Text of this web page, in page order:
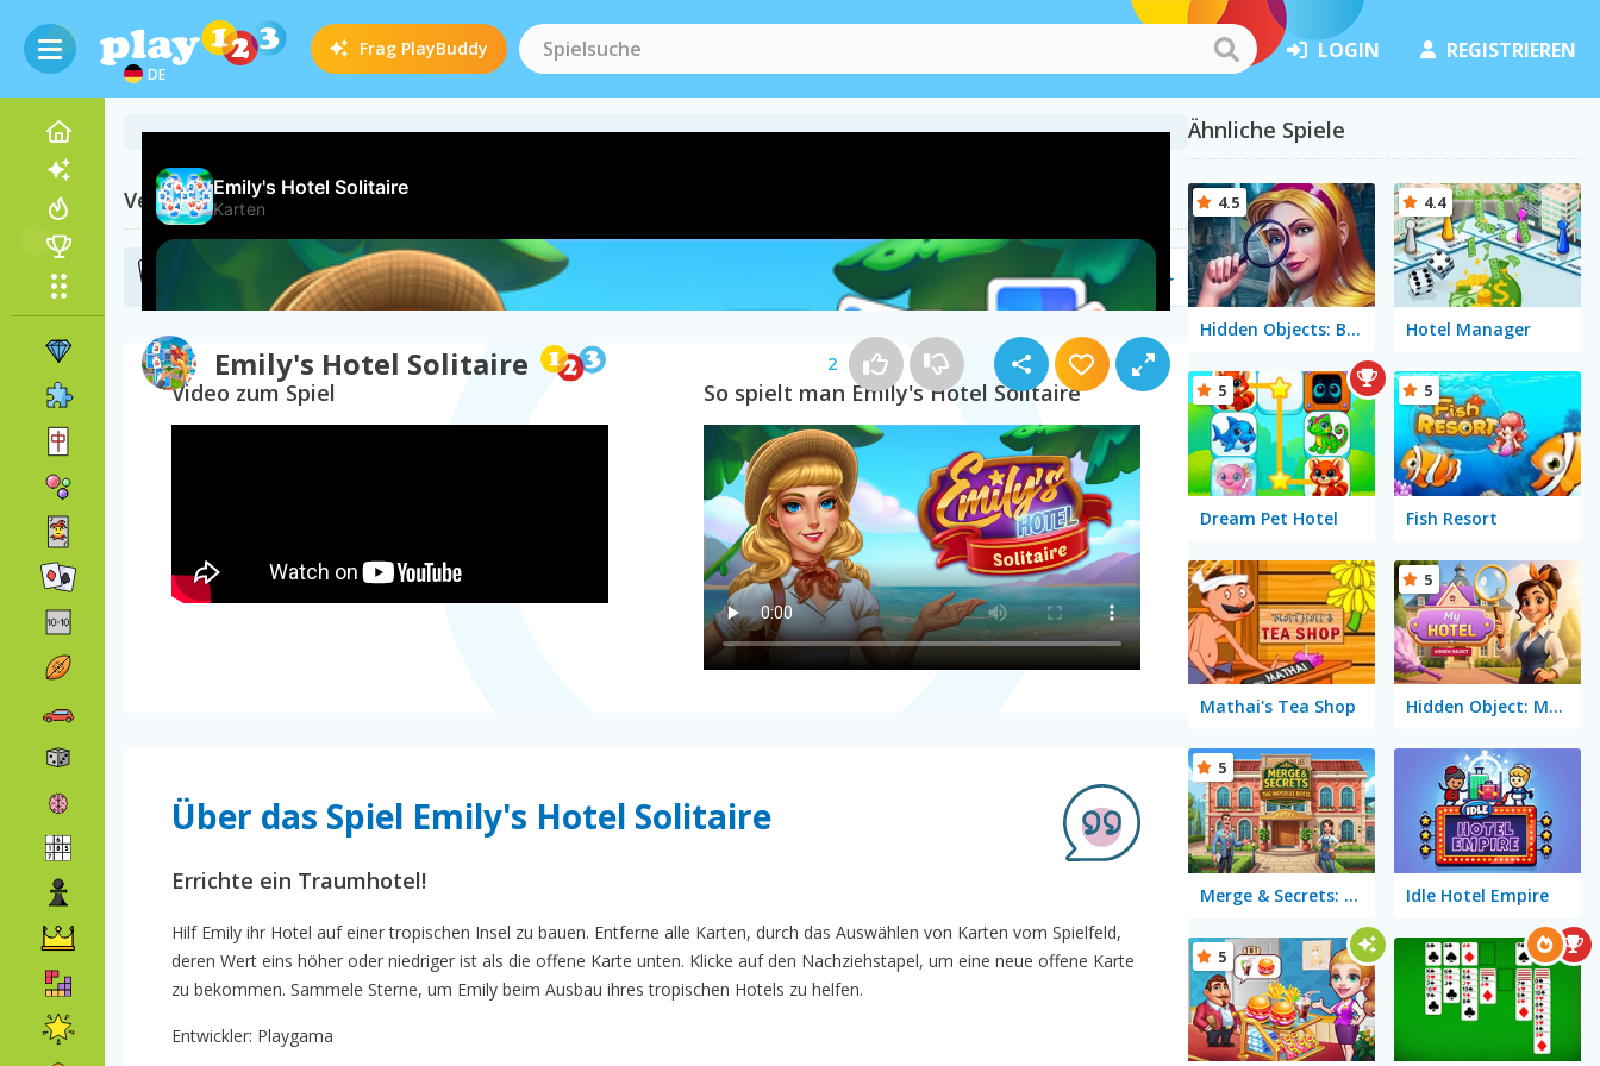
DE
Frag PlayBuddy LOGIN REGISTRIEREN
Emily's Hotel Solitaire 2
Verwandte Kategorien
Solitär Spiele(235) Insel Spiele(50)
Video zum Spiel So spielt man Emily's Hotel Solitaire
Über das Spiel Emily's Hotel Solitaire
Errichte ein Traumhotel!
Hilf Emily ihr Hotel auf einer tropischen Insel zu bauen. Entferne alle Karten, durch das Auswählen von Karten vom Spielfeld,
deren Wert eins höher oder niedriger ist als die offene Karte unten. Klicke auf den Nachziehstapel, um eine neue offene Karte
zu bekommen. Sammele Sterne, um Emily beim Ausbau ihres tropischen Hotels zu helfen.
Entwickler: Playgama
Ähnliche Spiele
Hidden Objects: Brain Teaser
4.5
Hotel Manager
4.4
Dream Pet Hotel
5
Fish Resort
5
Mathai's Tea Shop Hidden Object: My Hotel
5
Merge & Secrets: The Imperial Hotel
5
Idle Hotel Empire
5